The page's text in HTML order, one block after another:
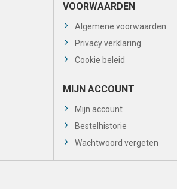
VOORWAARDEN
Algemene voorwaarden
Privacy verklaring
Cookie beleid
MIJN ACCOUNT
Mijn account
Bestelhistorie
Wachtwoord vergeten